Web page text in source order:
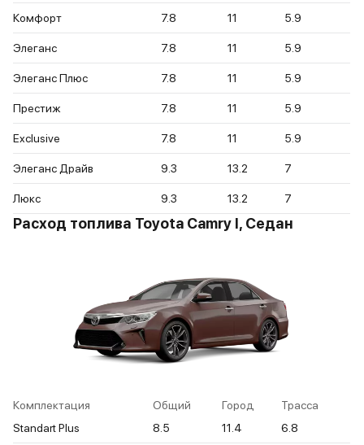
Комфорт 7.8 11 5.9
Элеганс 7.8 11 5.9
Элеганс Плюс 7.8 11 5.9
Престиж 7.8 11 5.9
Exclusive 7.8 11 5.9
Элеганс Драйв 9.3 13.2 7
Люкс 9.3 13.2 7
Расход топлива Toyota Camry I, Седан
Комплектация Общий Город
Трасса
Standart Plus
8.5 11.4 6.8